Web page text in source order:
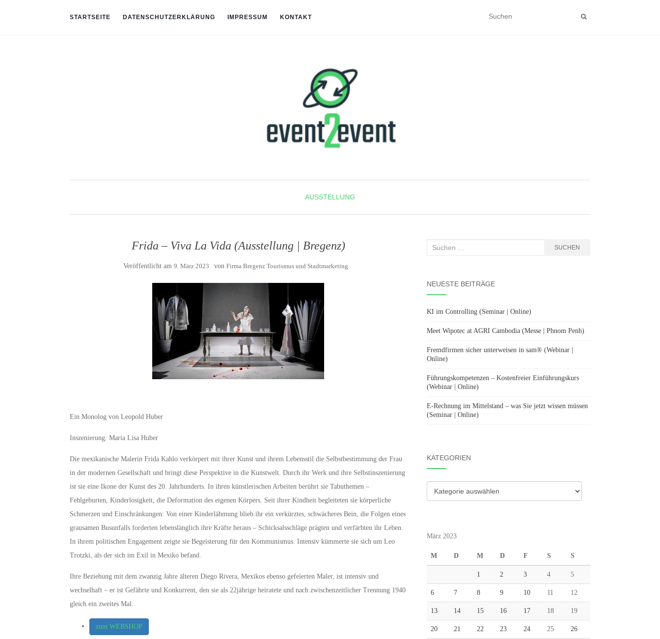
STARTSEITE DATENSCHUTZERKLÄRUNG IMPRESSUM KONTAKT
AUSSTELLUNG
Frida – Viva La Vida (Ausstellung | Bregenz)
Veröffentlicht am9. März 2023 vonFirma Bregenz Tourismus und Stadtmarketing
Ein Monolog von Leopold Huber
Inszenierung: Maria Lisa Huber
Die mexikanische Malerin Frida Kahlo verkörpert mit ihrer Kunst und ihrem Lebensstil die Selbstbestimmung der Frau
in der modernen Gesellschaft und bringt diese Perspektive in die Kunstwelt. Durch ihr Werk und ihre Selbstinszenierung
ist sie eine Ikone der Kunst des 20. Jahrhunderts. In ihren künstlerischen Arbeiten berührt sie Tabuthemen –
Fehlgeburten, Kinderlosigkeit, die Deformation des eigenen Körpers. Seit ihrer Kindheit begleiteten sie körperliche
Schmerzen und Einschränkungen: Von einer Kinderlähmung blieb ihr ein verkürztes, schwächeres Bein, die Folgen eines
grausamen Busunfalls forderten lebenslänglich ihre Kräfte heraus – Schicksalsschläge prägten und verfärbten ihr Leben.
In ihrem politischen Engagement zeigte sie Begeisterung für den Kommunismus. Intensiv kümmerte sie sich um Leo
Trotzki, als der sich im Exil in Mexiko befand.
Ihre Beziehung mit dem zwanzig Jahre älteren Diego Rivera, Mexikos ebenso gefeierten Maler, ist intensiv und
wechselhaft – er ist Gefährte und Konkurrent, den sie als 22jährige heiratete und nach zwischenzeitlicher Trennung 1940
gleich ein zweites Mal.
zum WEBSHOP
Suchen
SUCHEN
NEUESTE BEITRÄGE
KI im Controlling (Seminar | Online)
Meet Wipotec at AGRI Cambodia (Messe | Phnom Penh)
Fremdfirmen sicher unterweisen in sam® (Webinar |
Online)
Führungskompetenzen – Kostenfreier Einführungskurs
(Webinar | Online)
E-Rechnung im Mittelstand – was Sie jetzt wissen müssen
(Seminar | Online)
KATEGORIEN
Kategorien
März 2023
M D M D F S S
1 2 3 4 5
6 7 8 9 10 11 12
13 14 15 16 17 18 19
20 21 22 23 24 25 26